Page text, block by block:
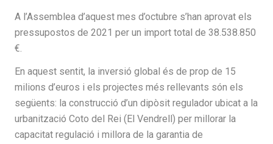
A l’Assemblea d’aquest mes d’octubre s’han aprovat els
pressupostos de 2021 per un import total de 38.538.850
€.
En aquest sentit, la inversió global és de prop de 15
milions d’euros i els projectes més rellevants són els
següents: la construcció d’un dipòsit regulador ubicat a la
urbanització Coto del Rei (El Vendrell) per millorar la
capacitat regulació i millora de la garantia de